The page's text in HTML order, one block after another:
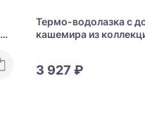
Термо-водолазка с
кашемира из
Cashmere Blend
3 927 ₽